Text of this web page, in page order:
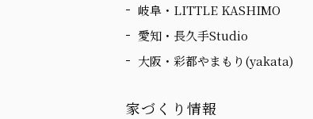
岐阜・LITTLE KASHIMO
愛知・長久手Studio
大阪・彩都やまもり(yakata)
家づくり情報